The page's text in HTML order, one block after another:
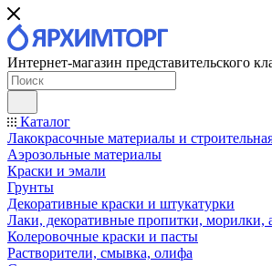
Интернет-магазин представительского
Каталог
Лакокрасочные материалы и
Аэрозольные материалы
Краски и эмали
Грунты
Декоративные краски и штукатурки
Лаки, декоративные пропитки, морилки,
Колеровочные краски и пасты
Растворители, смывка, олифа